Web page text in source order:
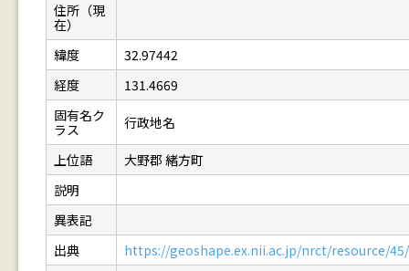
住所（現
在）
緯度
32.97442
経度
131.4669
固有名ク
ラス
行政地名
上位語
大野郡 緒方町
説明
異表記
出典
https://geoshape.ex.nii.ac.jp/nrct/resource/